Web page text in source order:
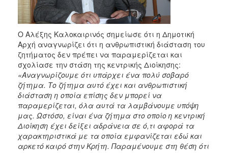
Ο Αλέξης Καλοκαιρινός σημείωσε ότι η Δημοτική
Αρχή αναγνωρίζει ότι η ανθρωπιστική διάσταση του
ζητήματος δεν πρέπει να παραμερίζεται και
σχολίασε την στάση της κεντρικής Διοίκησης:
«Αναγνωρίζουμε ότι υπάρχει ένα πολύ σοβαρό
ζήτημα. Το ζήτημα αυτό έχει και ανθρωπιστική
διάσταση η οποία επίσης δεν μπορεί να
παραμερίζεται, όλα αυτά τα λαμβάνουμε υπόψη
μας. Ωστόσο, είναι ένα ζήτημα στο οποίο η κεντρική
Διοίκηση έχει δείξει αδράνεια σε ό,τι αφορά τα
χαρακτηριστικά με τα οποία εμφανίζεται εδώ και
αρκετό καιρό στην Κρήτη. Παραμένουμε στη θέση ότι